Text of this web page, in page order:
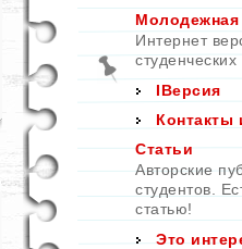
Молодежная
Интернет
IВерсия
Контакты
Статьи
Авторские
студентов.
статью!
Это